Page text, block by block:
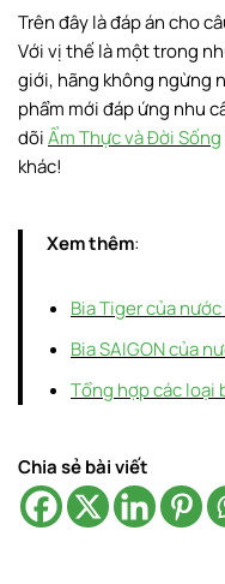
Trên đây là đáp án cho
Với vị thế là một trong
giới, hãng không ngừng
phẩm mới đáp ứng nhu
dõiẨm Thực và Đời Sống
khác!
Xem thêm:
Bia Tiger của
Bia SAIGON của
Tổng hợp các loại
Chia sẻ bài viết